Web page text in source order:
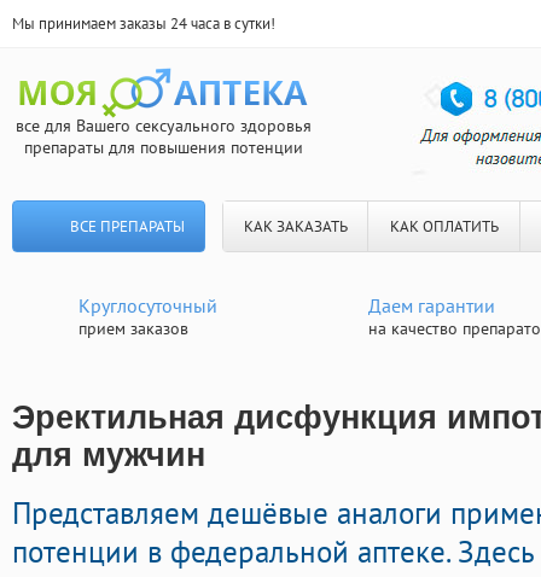
Мы принимаем заказы 24 часа в сутки!
все для Вашего сексуального здоровья
препараты для повышения потенции
ВСЕ ПРЕПАРАТЫ КАК ЗАКАЗАТЬ КАК ОПЛАТИТЬ
Круглосуточный
прием заказов
Даем гарантии
на качество
Эректильная дисфункция
для мужчин
Представляем дешёвые аналоги
потенции в федеральной аптеке.